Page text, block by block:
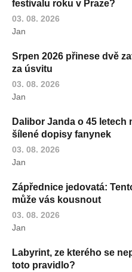
festivalu roku v Praze?
03. 08. 2026
Jan
Srpen 2026 přinese dvě
za úsvitu
03. 08. 2026
Jan
Dalibor Janda o 45 letech
šílené dopisy fanynek
03. 08. 2026
Jan
Zápřednice jedovatá:
může vás kousnout
03. 08. 2026
Jan
Labyrint, ze kterého se
toto pravidlo?